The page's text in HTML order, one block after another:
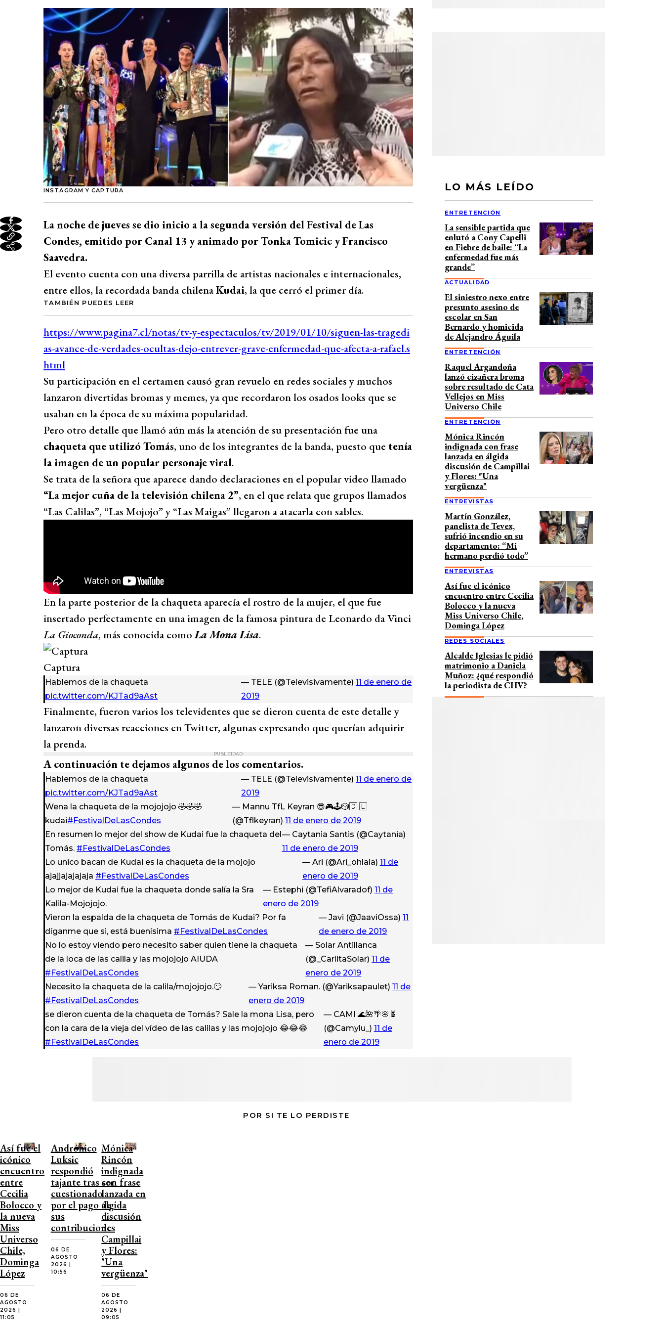
INSTAGRAM Y CAPTURA
La noche de jueves se dio inicio a la segunda versión del Festival de Las
Condes, emitido por Canal 13 y animado por Tonka Tomicic y Francisco
Saavedra.
El evento cuenta con una diversa parrilla de artistas nacionales e internacionales,
entre ellos, la recordada banda chilenaKudai, la que cerró el primer día.
TAMBIÉN PUEDES LEER
Su participación en el certamen causó gran revuelo en redes sociales y muchos
lanzaron divertidas bromas y memes, ya que recordaron los osados looks que se
usaban en la época de su máxima popularidad.
Pero otro detalle que llamó aún más la atención de su presentación fue una
chaqueta que utilizó Tomás, uno de los integrantes de la banda, puesto que tenía
la imagen de un popular personaje viral.
Se trata de la señora que aparece dando declaraciones en el popular video llamado
“La mejor cuña de la televisión chilena 2”, en el que relata que grupos llamados
“Las Calilas”, “Las Mojojo” y “Las Maigas” llegaron a atacarla con sables.
En la parte posterior de la chaqueta aparecía el rostro de la mujer, el que fue
insertado perfectamente en una imagen de la famosa pintura de Leonardo da Vinci
La Gioconda, más conocida comoLa Mona Lisa.
Captura
Hablemos de la chaqueta
pic.twitter.com/KJTad9aAst
— TELE (@Televisivamente)11 de enero de
2019
Finalmente, fueron varios los televidentes que se dieron cuenta de este detalle y
lanzaron diversas reacciones en Twitter, algunas expresando que querían adquirir
la prenda.
PUBLICIDAD
A continuación te dejamos algunos de los comentarios.
Hablemos de la chaqueta
pic.twitter.com/KJTad9aAst
— TELE (@Televisivamente)11 de enero de
2019
Wena la chaqueta de la mojojojo 🤣🤣🤣
kudai#FestivalDeLasCondes
— Mannu TfL Keyran 😎🎮🕹🎲🇨 🇱
(@Tflkeyran) 11 de enero de 2019
En resumen lo mejor del show de Kudai fue la chaqueta del
Tomás. #FestivalDeLasCondes
— Caytania Santis (@Caytania)
11 de enero de 2019
Lo unico bacan de Kudai es la chaqueta de la mojojo
ajajjajajajaja #FestivalDeLasCondes
— Ari (@Ari_ohlala) 11 de
enero de 2019
Lo mejor de Kudai fue la chaqueta donde salía la Sra
Kalila-Mojojojo.
— Estephi (@TefiAlvaradof)11 de
enero de 2019
Vieron la espalda de la chaqueta de Tomás de Kudai? Por fa
díganme que si, está buenísima #FestivalDeLasCondes
— Javi (@JaaviOssa)11
de enero de 2019
No lo estoy viendo pero necesito saber quien tiene la chaqueta
de la loca de las calila y las mojojojo AIUDA
#FestivalDeLasCondes
— Solar Antillanca
(@_CarlitaSolar)11 de
enero de 2019
Necesito la chaqueta de la calila/mojojojo.🙄
#FestivalDeLasCondes
— Yariksa Roman. (@Yariksapaulet)11 de
enero de 2019
se dieron cuenta de la chaqueta de Tomás? Sale la mona Lisa, pero
con la cara de la vieja del vídeo de las calilas y las mojojojo 😂😂😂
#FestivalDeLasCondes
— CAMI 🌊🌺🌴🌸🍍
(@Camylu_) 11 de
enero de 2019
LO MÁS LEÍDO
ENTRETENCIÓN
La sensible partida que
enlutó a Cony Capelli
en Fiebre de baile: “La
enfermedad fue más
grande”
ACTUALIDAD
El siniestro nexo entre
presunto asesino de
escolar en San
Bernardo y homicida
de Alejandro Águila
ENTRETENCIÓN
Raquel Argandoña
lanzó cizañera broma
sobre resultado de Cata
Vellejos en Miss
Universo Chile
ENTRETENCIÓN
Mónica Rincón
indignada con frase
lanzada en álgida
discusión de Campillai
y Flores: "Una
vergüenza"
ENTREVISTAS
Martín González,
panelista de Tevex,
sufrió incendio en su
departamento: “Mi
hermano perdió todo”
ENTREVISTAS
Así fue el icónico
encuentro entre Cecilia
Bolocco y la nueva
Miss Universo Chile,
Dominga López
REDES SOCIALES
Alcalde Iglesias le pidió
matrimonio a Daniela
Muñoz: ¿qué respondió
la periodista de CHV?
POR SI TE LO PERDISTE
Así fue el
icónico
encuentro
entre
Cecilia
Bolocco y
la nueva
Miss
Universo
Chile,
Dominga
López
06 DE
AGOSTO
2026 |
11:05
Andrónico
Luksic
respondió
tajante tras ser
cuestionado
por el pago de
sus
contribuciones
06 DE
AGOSTO
2026 |
10:56
Mónica
Rincón
indignada
con frase
lanzada en
álgida
discusión
de
Campillai
y Flores:
"Una
vergüenza"
06 DE
AGOSTO
2026 |
09:05